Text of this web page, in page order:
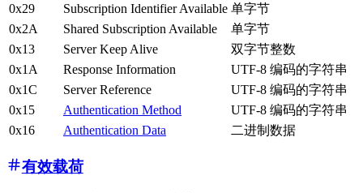
0x29
Subscription Identifier Available 单字节
0x2A
Shared Subscription Available
单字节
0x13
Server Keep Alive
双字节整数
0x1A
Response Information
UTF-8 编码的字符串
0x1C
Server Reference
UTF-8 编码的字符串
0x15
Authentication Method
UTF-8 编码的字符串
0x16
Authentication Data 二进制数据
有效载荷